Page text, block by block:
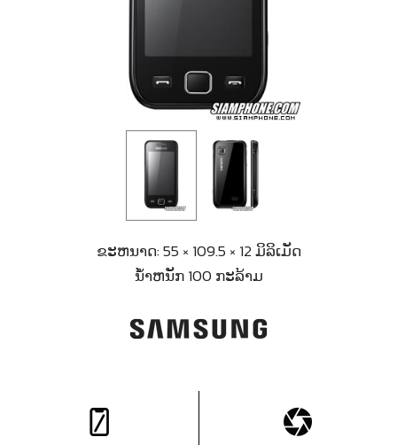
ຂະຫນາດ: 55 × 109.5 × 12 ມິລິເມັດ
ນ້ຳຫນັກ 100 ກະລ້າມ